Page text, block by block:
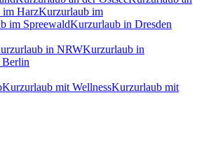
im HarzKurzurlaub im
im SpreewaldKurzurlaub in Dresden
in NRWKurzurlaub in
Kurzurlaub mit WellnessKurzurlaub mit